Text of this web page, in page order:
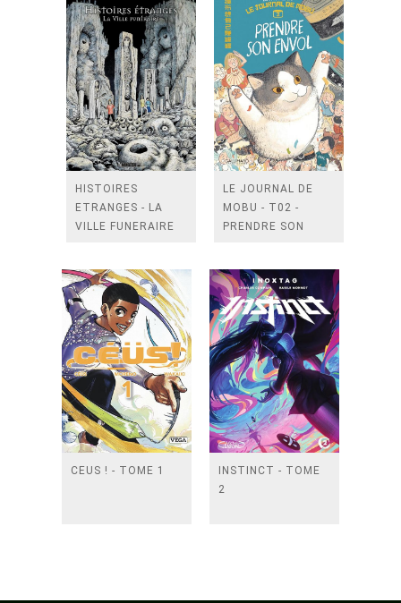
HISTOIRES
ETRANGES - LA
VILLE FUNERAIRE
LE JOURNAL DE
MOBU - T02 -
PRENDRE SON
CEUS ! - TOME 1
INSTINCT - TOME
2